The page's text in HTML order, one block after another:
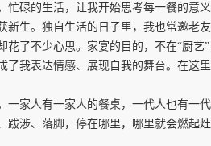
的生活，让我开始思考每一餐的意
生。独自生活的日子里，我也常邀
了不少心思。家宴的目的，不在“厨
我表达情感、展现自我的舞台。在
人有一家人的餐桌，一代人也有一
涉、落脚，停在哪里，哪里就会燃